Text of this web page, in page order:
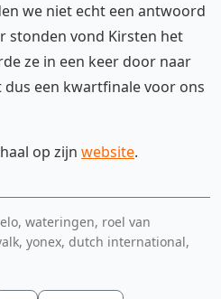
we niet echt een antwoord
stonden vond Kirsten het
ze in een keer door naar
een kwartfinale voor ons
op zijn website.
wateringen, roel van
yonex, dutch international,